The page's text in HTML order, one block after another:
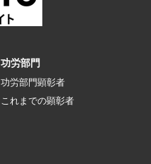
功労部門
功労部門顕彰者
これまでの顕彰者